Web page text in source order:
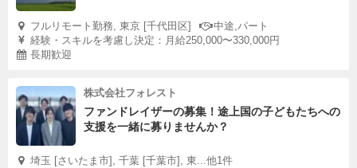
フルリモート勤務, 東京 [千代田区]
中途,パート
経験・スキルを考慮し決定：月給250,000〜330,000円
長期歓迎
株式会社フォレスト
ファンドレイザーの募集！途上国の子どもたちへの
支援を一緒に募りませんか？
埼玉 [さいたま市], 千葉 [千葉市], 東...他1件